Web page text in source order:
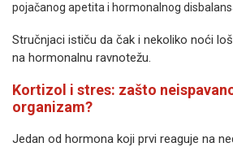
pojačanog apetita i hormonalnog
Stručnjaci ističu da čak i nekoliko noći
na hormonalnu ravnotežu.
Kortizol i stres: zašto
organizam?
Jedan od hormona koji prvi reaguje na